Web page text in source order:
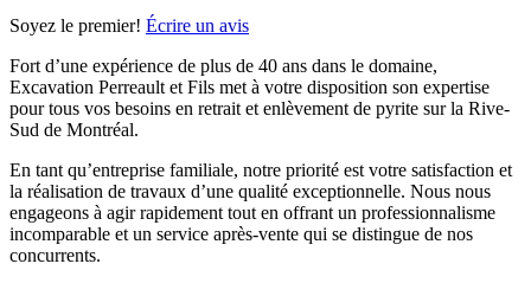
Soyez le premier! Écrire un avis
Fort d’une expérience de plus de 40 ans dans le domaine,
Excavation Perreault et Fils met à votre disposition son expertise
pour tous vos besoins en retrait et enlèvement de pyrite sur la Rive-
Sud de Montréal.
En tant qu’entreprise familiale, notre priorité est votre satisfaction et
la réalisation de travaux d’une qualité exceptionnelle. Nous nous
engageons à agir rapidement tout en offrant un professionnalisme
incomparable et un service après-vente qui se distingue de nos
concurrents.